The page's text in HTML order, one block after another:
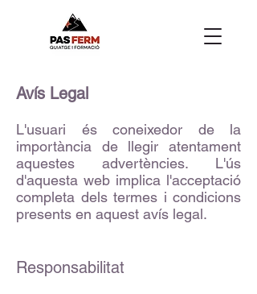
Avís Legal
L'usuari és coneixedor de la
importància de llegir atentament
aquestes advertències. L'ús
d'aquesta web implica l'acceptació
completa dels termes i condicions
presents en aquest avís legal.
Responsabilitat